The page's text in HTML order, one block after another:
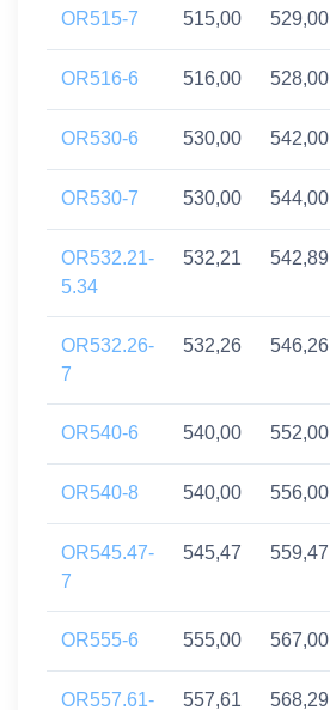
OR515-7 515,00 529,00
OR516-6 516,00 528,00
OR530-6 530,00 542,00
OR530-7 530,00 544,00
OR532.21-
5.34
532,21 542,89
OR532.26-
7
532,26 546,26
OR540-6 540,00 552,00
OR540-8 540,00 556,00
OR545.47-
7
545,47 559,47
OR555-6 555,00 567,00
OR557.61- 557,61 568,29